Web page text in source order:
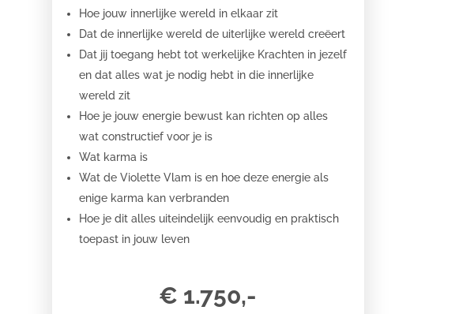
Hoe jouw innerlijke wereld in elkaar zit
Dat de innerlijke wereld de uiterlijke wereld creëert
Dat jij toegang hebt tot werkelijke Krachten in jezelf
en dat alles wat je nodig hebt in die innerlijke
wereld zit
Hoe je jouw energie bewust kan richten op alles
wat constructief voor je is
Wat karma is
Wat de Violette Vlam is en hoe deze energie als
enige karma kan verbranden
Hoe je dit alles uiteindelijk eenvoudig en praktisch
toepast in jouw leven
€ 1.750,-